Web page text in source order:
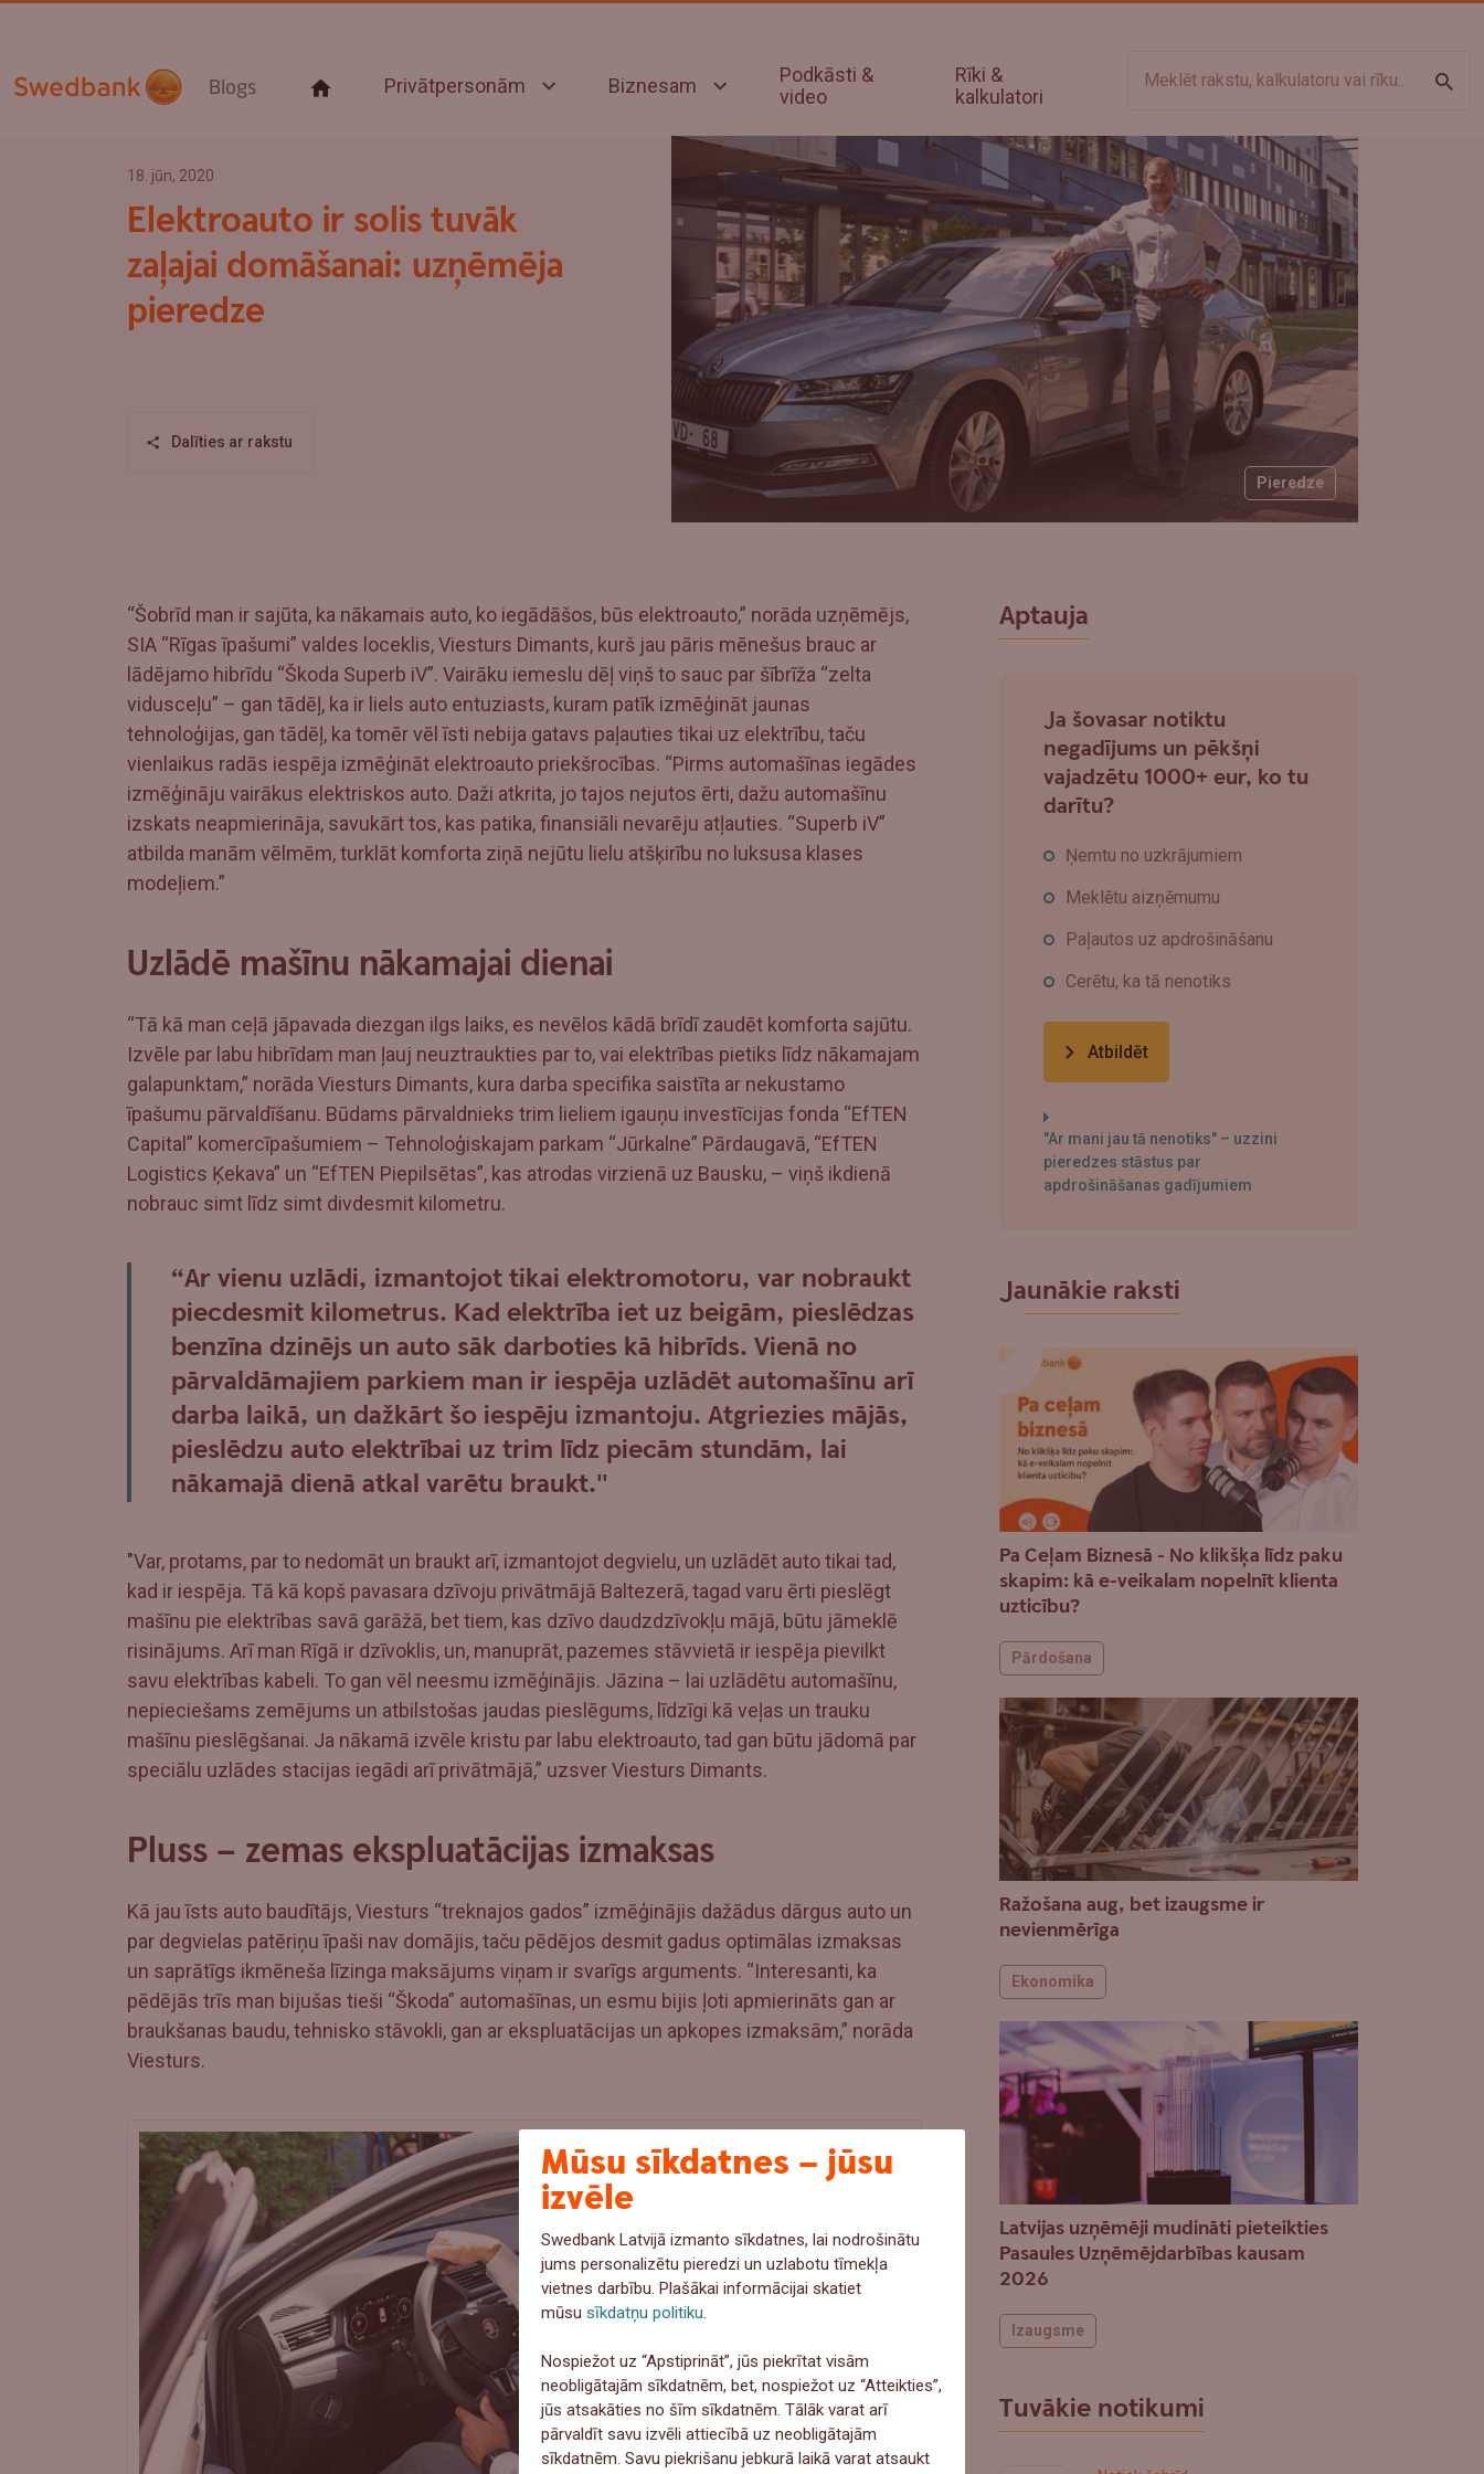
Blogs Privātpersonām Biznesam
Podkāsti &
video
Rīki &
kalkulatori
Pieredze
18. jūn, 2020
Elektroauto ir solis tuvāk
zaļajai domāšanai: uzņēmēja
pieredze
Dalīties ar rakstu
“Šobrīd man ir sajūta, ka nākamais auto, ko iegādāšos, būs elektroauto,” norāda uzņēmējs,
SIA “Rīgas īpašumi” valdes loceklis, Viesturs Dimants, kurš jau pāris mēnešus brauc ar
lādējamo hibrīdu “Škoda Superb iV”. Vairāku iemeslu dēļ viņš to sauc par šībrīža “zelta
vidusceļu” – gan tādēļ, ka ir liels auto entuziasts, kuram patīk izmēģināt jaunas
tehnoloģijas, gan tādēļ, ka tomēr vēl īsti nebija gatavs paļauties tikai uz elektrību, taču
vienlaikus radās iespēja izmēģināt elektroauto priekšrocības. “Pirms automašīnas iegādes
izmēģināju vairākus elektriskos auto. Daži atkrita, jo tajos nejutos ērti, dažu automašīnu
izskats neapmierināja, savukārt tos, kas patika, finansiāli nevarēju atļauties. “Superb iV”
atbilda manām vēlmēm, turklāt komforta ziņā nejūtu lielu atšķirību no luksusa klases
modeļiem.”
Uzlādē mašīnu nākamajai dienai
“Tā kā man ceļā jāpavada diezgan ilgs laiks, es nevēlos kādā brīdī zaudēt komforta sajūtu.
Izvēle par labu hibrīdam man ļauj neuztraukties par to, vai elektrības pietiks līdz nākamajam
galapunktam,” norāda Viesturs Dimants, kura darba specifika saistīta ar nekustamo
īpašumu pārvaldīšanu. Būdams pārvaldnieks trim lieliem igauņu investīcijas fonda “EfTEN
Capital” komercīpašumiem – Tehnoloģiskajam parkam “Jūrkalne” Pārdaugavā, “EfTEN
Logistics Ķekava” un “EfTEN Piepilsētas”, kas atrodas virzienā uz Bausku, – viņš ikdienā
nobrauc simt līdz simt divdesmit kilometru.
“Ar vienu uzlādi, izmantojot tikai elektromotoru, var nobraukt
piecdesmit kilometrus. Kad elektrība iet uz beigām, pieslēdzas
benzīna dzinējs un auto sāk darboties kā hibrīds. Vienā no
pārvaldāmajiem parkiem man ir iespēja uzlādēt automašīnu arī
darba laikā, un dažkārt šo iespēju izmantoju. Atgriezies mājās,
pieslēdzu auto elektrībai uz trim līdz piecām stundām, lai
nākamajā dienā atkal varētu braukt."
"Var, protams, par to nedomāt un braukt arī, izmantojot degvielu, un uzlādēt auto tikai tad,
kad ir iespēja. Tā kā kopš pavasara dzīvoju privātmājā Baltezerā, tagad varu ērti pieslēgt
mašīnu pie elektrības savā garāžā, bet tiem, kas dzīvo daudzdzīvokļu mājā, būtu jāmeklē
risinājums. Arī man Rīgā ir dzīvoklis, un, manuprāt, pazemes stāvvietā ir iespēja pievilkt
savu elektrības kabeli. To gan vēl neesmu izmēģinājis. Jāzina – lai uzlādētu automašīnu,
nepieciešams zemējums un atbilstošas jaudas pieslēgums, līdzīgi kā veļas un trauku
mašīnu pieslēgšanai. Ja nākamā izvēle kristu par labu elektroauto, tad gan būtu jādomā par
speciālu uzlādes stacijas iegādi arī privātmājā,” uzsver Viesturs Dimants.
Pluss – zemas ekspluatācijas izmaksas
Kā jau īsts auto baudītājs, Viesturs “treknajos gados” izmēģinājis dažādus dārgus auto un
par degvielas patēriņu īpaši nav domājis, taču pēdējos desmit gadus optimālas izmaksas
un saprātīgs ikmēneša līzinga maksājums viņam ir svarīgs arguments. “Interesanti, ka
pēdējās trīs man bijušas tieši “Škoda” automašīnas, un esmu bijis ļoti apmierināts gan ar
braukšanas baudu, tehnisko stāvokli, gan ar ekspluatācijas un apkopes izmaksām,” norāda
Viesturs.
Aptauja
Ja šovasar notiktu
negadījums un pēkšņi
vajadzētu 1000+ eur, ko tu
darītu?
Ņemtu no uzkrājumiem
Meklētu aizņēmumu
Paļautos uz apdrošināšanu
Cerētu, ka tā nenotiks
Atbildēt
"Ar mani jau tā nenotiks" – uzzini
pieredzes stāstus par
apdrošināšanas gadījumiem
Jaunākie raksti
Pa Ceļam Biznesā - No klikšķa līdz paku
skapim: kā e-veikalam nopelnīt klienta
uzticību?
Pārdošana
Ražošana aug, bet izaugsme ir
nevienmērīga
Ekonomika
Latvijas uzņēmēji mudināti pieteikties
Pasaules Uzņēmējdarbības kausam
2026
Izaugsme
Tuvākie notikumi
Mūsu sīkdatnes – jūsu
izvēle
Swedbank Latvijā izmanto sīkdatnes, lai nodrošinātu
jums personalizētu pieredzi un uzlabotu tīmekļa
vietnes darbību. Plašākai informācijai skatiet
mūsusīkdatņu politiku.
Nospiežot uz “Apstiprināt”, jūs piekrītat visām
neobligātajām sīkdatnēm, bet, nospiežot uz “Atteikties”,
jūs atsakāties no šīm sīkdatnēm. Tālāk varat arī
pārvaldīt savu izvēli attiecībā uz neobligātajām
sīkdatnēm. Savu piekrišanu jebkurā laikā varat atsaukt